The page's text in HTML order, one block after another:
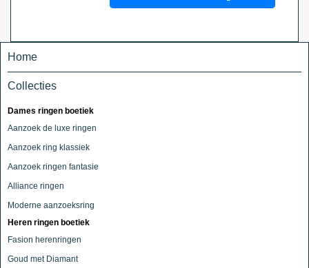
Home
Collecties
Dames ringen boetiek
Aanzoek de luxe ringen
Aanzoek ring klassiek
Aanzoek ringen fantasie
Alliance ringen
Moderne aanzoeksring
Heren ringen boetiek
Fasion herenringen
Goud met Diamant